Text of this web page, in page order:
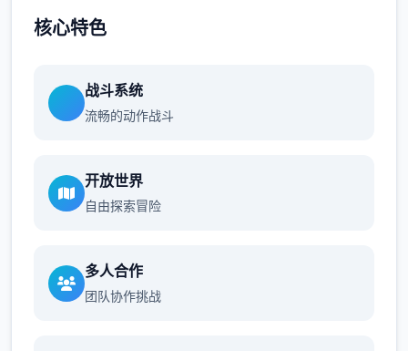
核心特色
战斗系统
流畅的动作战斗
开放世界
自由探索冒险
多人合作
团队协作挑战